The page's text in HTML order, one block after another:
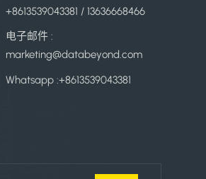
+8613539043381 / 13636668466
电子邮件 :
marketing@databeyond.com
Whatsapp :+8613539043381